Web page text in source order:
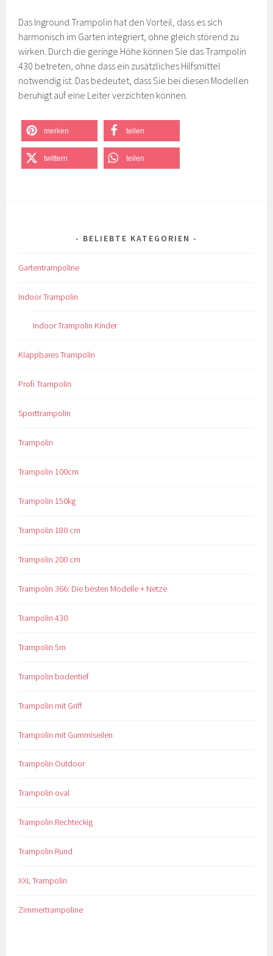
Das Inground Trampolin hat den Vorteil, dass es sich
harmonisch im Garten integriert, ohne gleich störend zu
wirken. Durch die geringe Höhe können Sie das Trampolin
430 betreten, ohne dass ein zusätzliches Hilfsmittel
notwendig ist. Das bedeutet, dass Sie bei diesen Modellen
beruhigt auf eine Leiter verzichten können.
merken teilen
twittern teilen
BELIEBTE KATEGORIEN
Gartentrampoline
Indoor Trampolin
Indoor Trampolin Kinder
Klappbares Trampolin
Profi Trampolin
Sporttrampolin
Trampolin
Trampolin 100cm
Trampolin 150kg
Trampolin 180 cm
Trampolin 200 cm
Trampolin 366: Die besten Modelle + Netze
Trampolin 430
Trampolin 5m
Trampolin bodentief
Trampolin mit Griff
Trampolin mit Gummiseilen
Trampolin Outdoor
Trampolin oval
Trampolin Rechteckig
Trampolin Rund
XXL Trampolin
Zimmertrampoline